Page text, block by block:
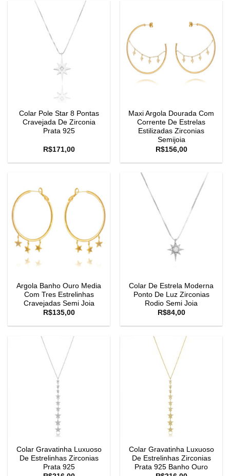
Colar Pole Star 8 Pontas
Cravejada De Zirconia
Prata 925
R$171,00
Maxi Argola Dourada Com
Corrente De Estrelas
Estilizadas Zirconias
Semijoia
R$156,00
Argola Banho Ouro Media
Com Tres Estrelinhas
Cravejadas Semi Joia
R$135,00
Colar De Estrela Moderna
Ponto De Luz Zirconias
Rodio Semi Joia
R$84,00
Colar Gravatinha Luxuoso
De Estrelinhas Zirconias
Prata 925
Colar Gravatinha Luxuoso
De Estrelinhas Zirconias
Prata 925 Banho Ouro